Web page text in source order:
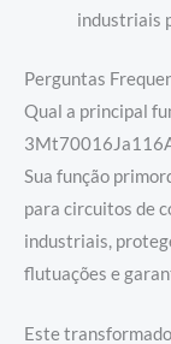
industriais
Perguntas
Qual a principal
Sua função
para circuitos de
industriais,
flutuações e
Este